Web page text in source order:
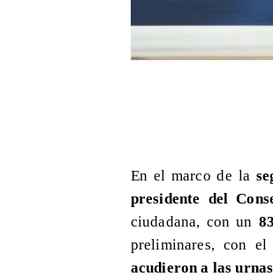
​En el marco de la
presidente del
ciudadana, con un
preliminares, con el
acudieron a las